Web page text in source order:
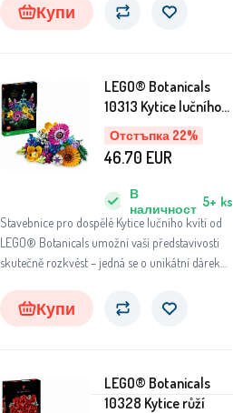
Купи
Отстъпка 22%
LEGO® Botanicals
10313 Kytice lučního
kvítí
Stavebnice pro dospělé Kytice lučního kvítí od
LEGO® Botanicals umožní vaší představivosti
skutečně rozkvést – jedná se o unikátní dárek
В
наличност 5+ ks
46.70 EUR
Купи
LEGO® Botanicals
10328 Kytice růží